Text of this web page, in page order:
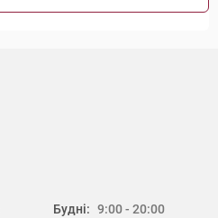
Будні: 9:00 - 20:00